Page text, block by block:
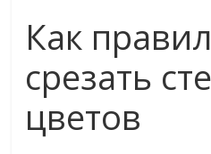
Как
срезать
цветов